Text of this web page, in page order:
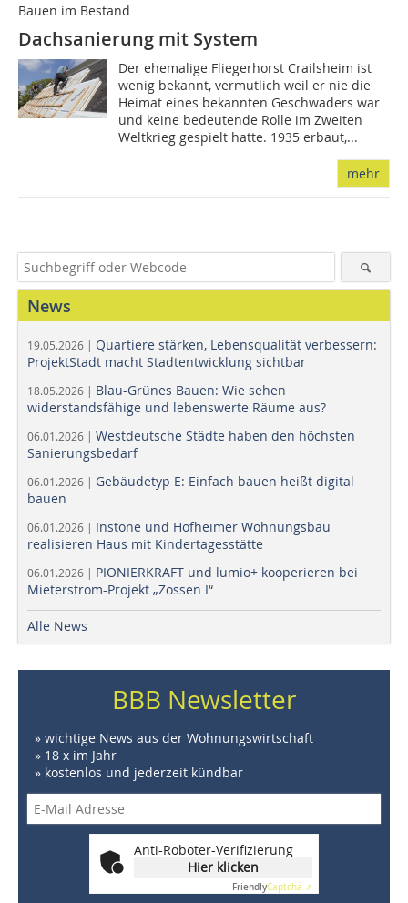
Bauen im Bestand
Dachsanierung mit System
Der ehemalige Fliegerhorst Crailsheim ist
wenig bekannt, vermutlich weil er nie die
Heimat eines bekannten Geschwaders war
und keine bedeutende Rolle im Zweiten
Weltkrieg gespielt hatte. 1935 erbaut,...
mehr
News
19.05.2026 | Quartiere stärken, Lebensqualität verbessern:
ProjektStadt macht Stadtentwicklung sichtbar
18.05.2026 | Blau-Grünes Bauen: Wie sehen
widerstandsfähige und lebenswerte Räume aus?
06.01.2026 | Westdeutsche Städte haben den höchsten
Sanierungsbedarf
06.01.2026 | Gebäudetyp E: Einfach bauen heißt digital
bauen
06.01.2026 | Instone und Hofheimer Wohnungsbau
realisieren Haus mit Kindertagesstätte
06.01.2026 | PIONIERKRAFT und lumio+ kooperieren bei
Mieterstrom-Projekt „Zossen I“
Alle News
BBB Newsletter
» wichtige News aus der Wohnungswirtschaft
» 18 x im Jahr
» kostenlos und jederzeit kündbar
Anti-Roboter-Verifizierung
Hier klicken
FriendlyCaptcha ⇗